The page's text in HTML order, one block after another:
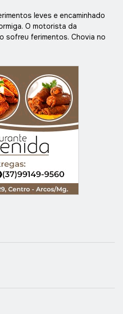
leves e encaminhado
O motorista da
sofreu ferimentos. Chovia no